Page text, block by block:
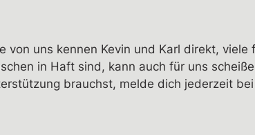
uns kennen Kevin und Karl direkt, viele
in Haft sind, kann auch für uns
brauchst, melde dich jederzeit